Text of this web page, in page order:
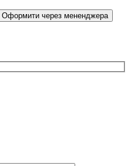
Оформити через мененджера